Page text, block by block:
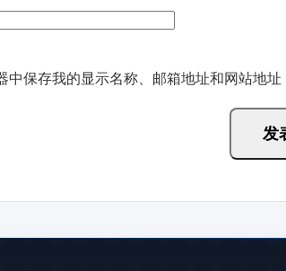
中保存我的显示名称、邮箱地址和网站地址